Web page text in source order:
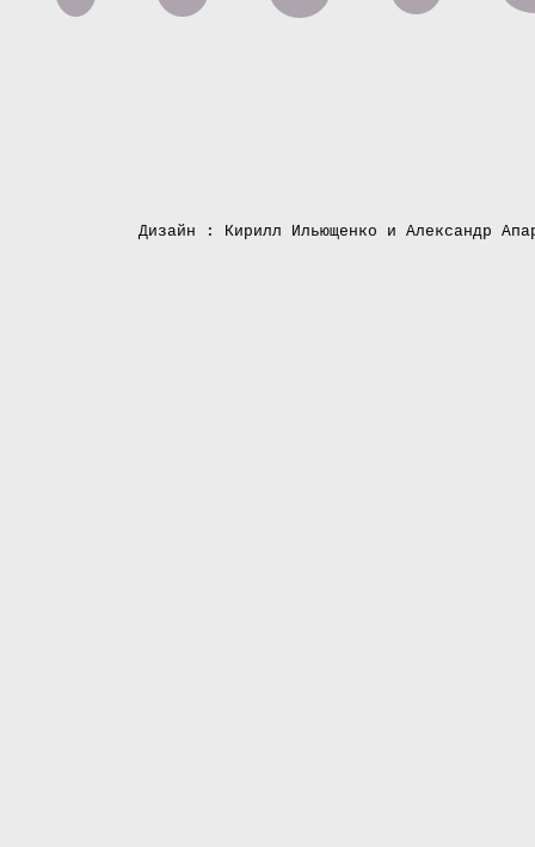
Дизайн : Кирилл Ильющенко и Александр